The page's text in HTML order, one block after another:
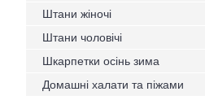
Штани жіночі
Штани чоловічі
Шкарпетки осінь зима
Домашні халати та піжами